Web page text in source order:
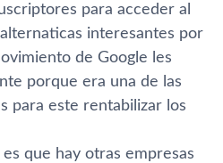
para acceder al
interesantes por
de Google les
porque era una de las
para este rentabilizar los
que hay otras empresas